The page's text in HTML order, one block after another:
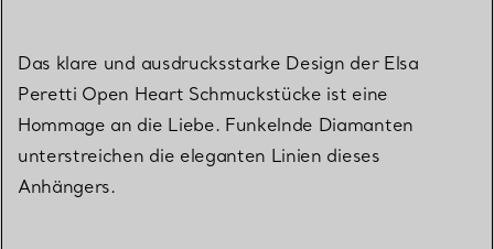
Das klare und ausdrucksstarke Design der Elsa
Peretti Open Heart Schmuckstücke ist eine
Hommage an die Liebe. Funkelnde Diamanten
unterstreichen die eleganten Linien dieses
Anhängers.